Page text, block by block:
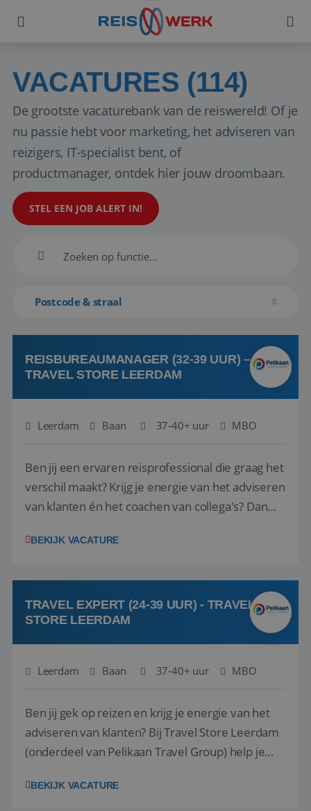
VACATURES (114)
De grootste vacaturebank van de reiswereld! Of je
nu passie hebt voor marketing, het adviseren van
reizigers, IT-specialist bent, of
productmanager, ontdek hier jouw droombaan.
STEL EEN JOB ALERT IN!
Postcode & straal
REISBUREAUMANAGER (32-39 UUR) –
TRAVEL STORE LEERDAM
Leerdam Baan 37-40+ uur MBO
Ben jij een ervaren reisprofessional die graag het
verschil maakt? Krijg je energie van het adviseren
van klanten én het coachen van collega's? Dan
(onderdeel van Pelikaan Travel Group) zoeken
team het reisbureau verder...
BEKIJK VACATURE
TRAVEL EXPERT (24-39 UUR) - TRAVEL
STORE LEERDAM
Leerdam Baan 37-40+ uur MBO
Ben jij gek op reizen en krijg je energie van het
adviseren van klanten? Bij Travel Store Leerdam
(onderdeel van Pelikaan Travel Group) help je
vinden. Samen maken we van elke reis een
BEKIJK VACATURE